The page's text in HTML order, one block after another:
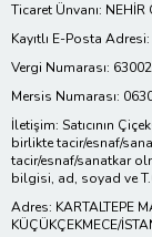
Ticaret Ünvanı: NEHİR
Kayıtlı E-Posta Adresi:
Vergi Numarası:
Mersis Numarası:
İletişim: Satıcının
birlikte tacir/esnaf/
tacir/esnaf/sanatkar
bilgisi, ad, soyad ve
Adres: KARTALTEPE
KÜÇÜKÇEKMECE/